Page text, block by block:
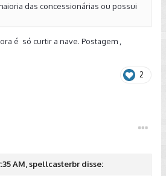
das concessionárias ou possui
meu orçamento.
apesar de ter gostado de
ficar defasado em breve e achei
do Focus, um pouco mais
Golf é um carro que parece
dentro o acabamento da VW eu
da Ford.
automático. Acabei gostando,
é só curtir a nave. Postagem ,
2
AM, spellcasterbr disse: